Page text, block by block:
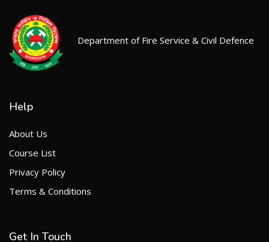
Department of Fire Service & Civil Defence
Help
About Us
Course List
Privacy Policy
Terms & Conditions
Get In Touch